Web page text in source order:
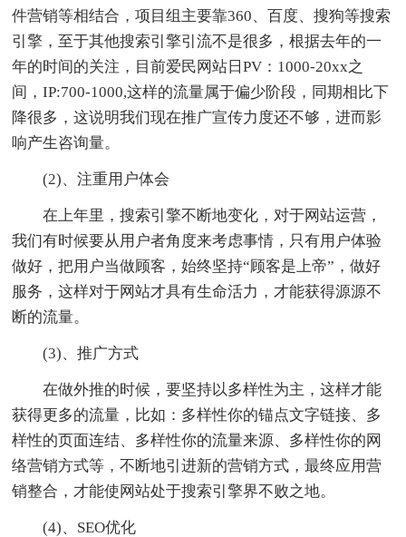
件营销等相结合，项目组主要靠360、百度、搜狗等搜索
引擎，至于其他搜索引擎引流不是很多，根据去年的一
年的时间的关注，目前爱民网站日PV：1000-20xx之
间，IP:700-1000,这样的流量属于偏少阶段，同期相比下
降很多，这说明我们现在推广宣传力度还不够，进而影
响产生咨询量。
(2)、注重用户体会
在上年里，搜索引擎不断地变化，对于网站运营，
我们有时候要从用户者角度来考虑事情，只有用户体验
做好，把用户当做顾客，始终坚持“顾客是上帝”，做好
服务，这样对于网站才具有生命活力，才能获得源源不
断的流量。
(3)、推广方式
在做外推的时候，要坚持以多样性为主，这样才能
获得更多的流量，比如：多样性你的锚点文字链接、多
样性的页面连结、多样性你的流量来源、多样性你的网
络营销方式等，不断地引进新的营销方式，最终应用营
销整合，才能使网站处于搜索引擎界不败之地。
(4)、SEO优化